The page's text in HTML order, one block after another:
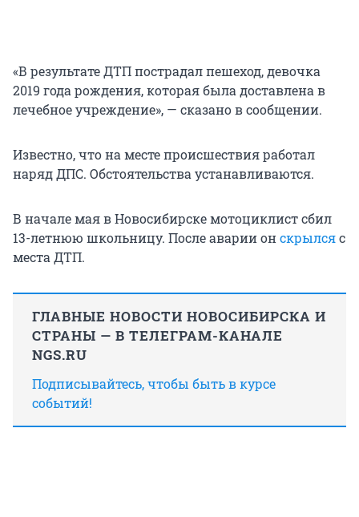
«В результате ДТП пострадал пешеход, девочка
2019 года рождения, которая была доставлена в
лечебное учреждение», — сказано в сообщении.
Известно, что на месте происшествия работал
наряд ДПС. Обстоятельства устанавливаются.
В начале мая в Новосибирске мотоциклист сбил
13-летнюю школьницу. После аварии онскрылсяс
места ДТП.
ГЛАВНЫЕ НОВОСТИ НОВОСИБИРСКА И
СТРАНЫ — В ТЕЛЕГРАМ-КАНАЛЕ
NGS.RU
Подписывайтесь, чтобы быть в курсе
событий!